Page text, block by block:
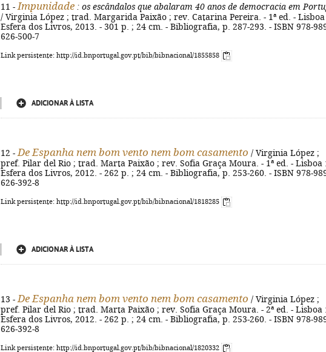
11 - Impunidade : os escândalos que abalaram 40 anos de democracia em
/ Virginia López ; trad. Margarida Paixão ; rev. Catarina Pereira. - 1ª ed. -
Esfera dos Livros, 2013. - 301 p. ; 24 cm. - Bibliografia, p. 287-293. - ISBN 978-
626-500-7
Link persistente: http://id.bnportugal.gov.pt/bib/bibnacional/1855858
ADICIONAR À LISTA
12 - De Espanha nem bom vento nem bom casamento / Virginia López ;
pref. Pilar del Rio ; trad. Marta Paixão ; rev. Sofia Graça Moura. - 1ª ed. - Lisboa
Esfera dos Livros, 2012. - 262 p. ; 24 cm. - Bibliografia, p. 253-260. - ISBN 978-
626-392-8
Link persistente: http://id.bnportugal.gov.pt/bib/bibnacional/1818285
ADICIONAR À LISTA
13 - De Espanha nem bom vento nem bom casamento / Virginia López ;
pref. Pilar del Rio ; trad. Marta Paixão ; rev. Sofia Graça Moura. - 2ª ed. - Lisboa
Esfera dos Livros, 2012. - 262 p. ; 24 cm. - Bibliografia, p. 253-260. - ISBN 978-
626-392-8
Link persistente: http://id.bnportugal.gov.pt/bib/bibnacional/1820332